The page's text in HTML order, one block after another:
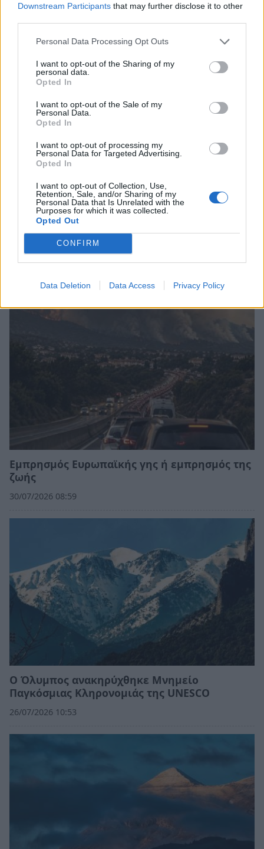
Downstream Participants that may further disclose it to other
Personal Data Processing Opt Outs
I want to opt-out of the Sharing of my
personal data.
Opted In
I want to opt-out of the Sale of my
Personal Data.
Opted In
I want to opt-out of processing my
Personal Data for Targeted Advertising.
Opted In
I want to opt-out of Collection, Use,
Retention, Sale, and/or Sharing of my
Personal Data that Is Unrelated with the
Purposes for which it was collected.
Opted Out
CONFIRM
Data Deletion Data Access Privacy Policy
Κυπαρισσία: Open Air προβολή του
βραβευμένου ντοκιμαντέρ «Ocean with David
Attenborough»
04/08/2026 11:36
Εμπρησμός Ευρωπαϊκής γης ή εμπρησμός της
ζωής
30/07/2026 08:59
Ο Όλυμπος ανακηρύχθηκε Μνημείο
Παγκόσμιας Κληρονομιάς της UNESCO
26/07/2026 10:53